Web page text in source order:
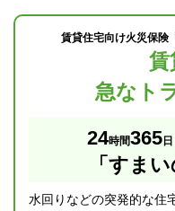
賃貸住宅向け火災保険
賃
急なト
24時間365日
「すま
水回りなどの突発的な住